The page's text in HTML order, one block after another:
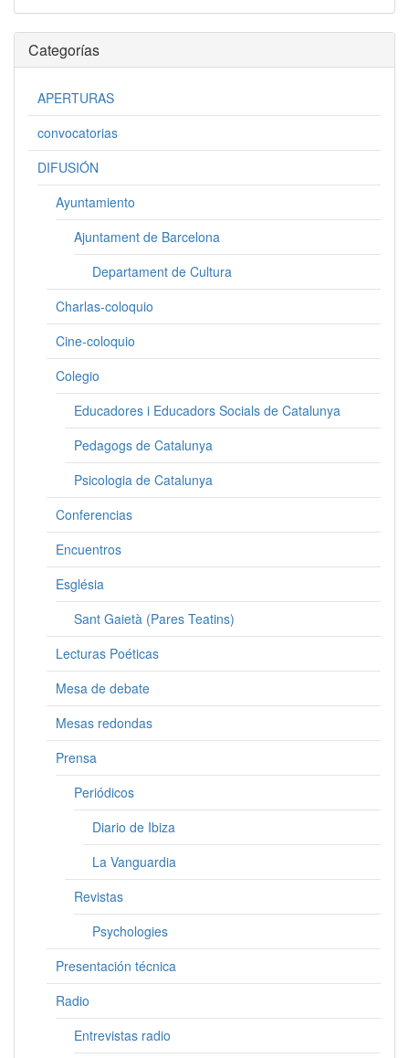
Categorías
APERTURAS
convocatorias
DIFUSIÓN
Ayuntamiento
Ajuntament de Barcelona
Departament de Cultura
Charlas-coloquio
Cine-coloquio
Colegio
Educadores i Educadors Socials de Catalunya
Pedagogs de Catalunya
Psicologia de Catalunya
Conferencias
Encuentros
Església
Sant Gaietà (Pares Teatins)
Lecturas Poéticas
Mesa de debate
Mesas redondas
Prensa
Periódicos
Diario de Ibiza
La Vanguardia
Revistas
Psychologies
Presentación técnica
Radio
Entrevistas radio